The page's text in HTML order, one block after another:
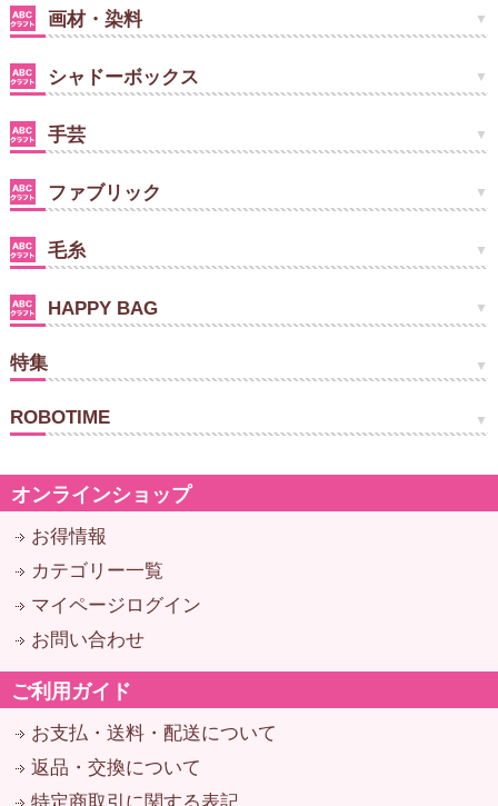
画材・染料
シャドーボックス
手芸
ファブリック
毛糸
HAPPY BAG
特集
ROBOTIME
オンラインショップ
お得情報
カテゴリー一覧
マイページログイン
お問い合わせ
ご利用ガイド
お支払・送料・配送について
返品・交換について